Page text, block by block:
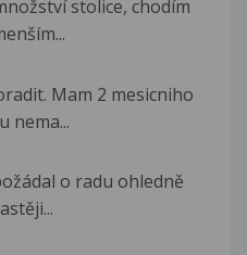
stolice, chodím
Mam 2 mesicniho
nema...
o radu ohledně